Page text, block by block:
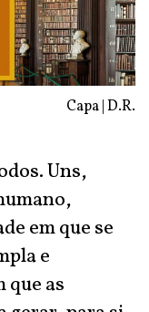
Capa | D.R.
Uns,
em que se
e
que as